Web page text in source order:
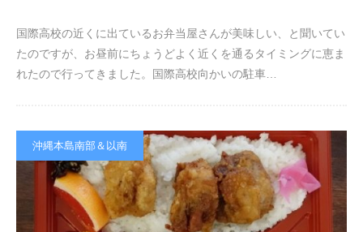
国際高校の近くに出ているお弁当屋さんが美味しい、と聞いてい
たのですが、お昼前にちょうどよく近くを通るタイミングに恵ま
れたので行ってきました。国際高校向かいの駐車…
沖縄本島南部＆以南